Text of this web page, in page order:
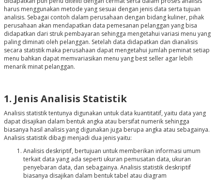
harus menggunakan metode yang sesuai dengan jenis data serta tujuan
analisis. Sebagai contoh dalam perusahaan dengan bidang kuliner, pihak
perusahaan akan mendapatkan data pemesanan pelanggan yang bisa
didapatkan dari struk pembayaran sehingga mengetahui variasi menu yang
paling diminati oleh pelanggan. Setelah data didapatkan dan dianalisis
secara statistik maka perusahaan dapat mengetahui jumlah peminat setiap
menu bahkan dapat memvariasikan menu yang best seller agar lebih
menarik minat pelanggan.
1. Jenis Analisis Statistik
Analisis statistik tentunya digunakan untuk data kuantitatif, yaitu data yang
dapat disajikan dalam bentuk angka atau bersifat numerik sehingga
biasanya hasil analisis yang digunakan juga berupa angka atau sebagainya.
Analisis statistik dibagi menjadi dua jenis yaitu:
Analisis deskriptif, bertujuan untuk memberikan informasi umum
terkait data yang ada seperti ukuran pemusatan data, ukuran
penyebaran data, dan sebagainya. Analisis statistik deskriptif
biasanya disajikan dalam bentuk tabel atau diagram